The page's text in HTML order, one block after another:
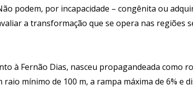
podem, por incapacidade – congênita ou
a transformação que se opera nas regiões
à Fernão Dias, nasceu propagandeada como
raio mínimo de 100 m, a rampa máxima de 6% e